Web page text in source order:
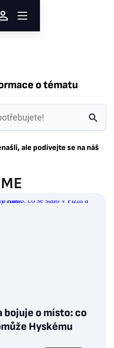
o tématu
ale podívejte se na náš
bojuje o místo: co
Hyskému